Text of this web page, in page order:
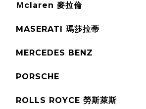
Ｍclaren 麥拉倫
MASERATI 瑪莎拉蒂
MERCEDES BENZ
PORSCHE
ROLLS ROYCE 勞斯萊斯